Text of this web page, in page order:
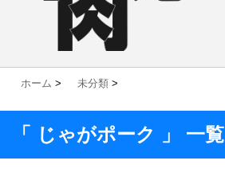
ホーム > 未分類 >
「 じゃがポーク 」 一覧